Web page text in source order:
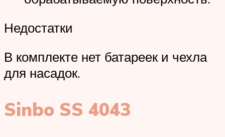
Недостатки
В комплекте нет батареек и чехла
для насадок.
Sinbo SS 4043